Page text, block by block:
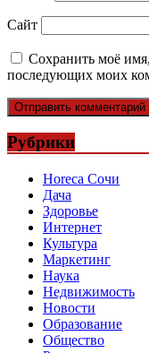
Сайт
Сохранить моё
последующих моих
Рубрики
Horeca Сочи
Дача
Здоровье
Интернет
Культура
Маркетинг
Наука
Недвижимость
Новости
Образование
Общество